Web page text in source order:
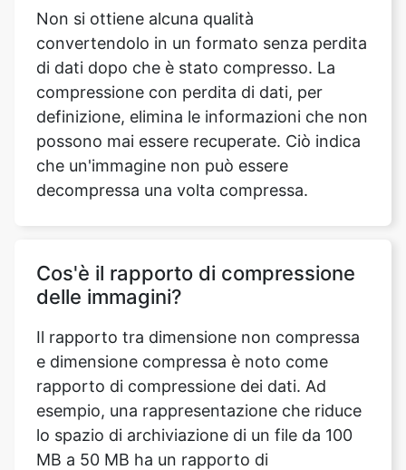
compressione con perdita di dati, per
definizione, elimina le informazioni che non
possono mai essere recuperate. Ciò indica
che un'immagine non può essere
decompressa una volta compressa.
Cos'è il rapporto di compressione
Il rapporto tra dimensione non compressa
e dimensione compressa è noto come
rapporto di compressione dei dati. Ad
esempio, una rappresentazione che riduce
lo spazio di archiviazione di un file da 100
MB a 50 MB ha un rapporto di
compressione di 100/50 = 2, spesso
indicato come rapporto esplicito, 2:1, o
come rapporto implicito, 2/1.